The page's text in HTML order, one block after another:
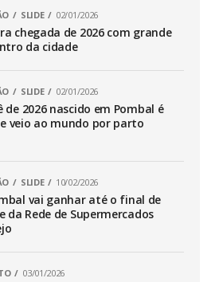
SLIDE 02/01/2026
chegada de 2026 com grande
da cidade
SLIDE 02/01/2026
de 2026 nascido em Pombal é
veio ao mundo por parto
SLIDE 10/02/2026
vai ganhar até o final de
da Rede de Supermercados
03/01/2026